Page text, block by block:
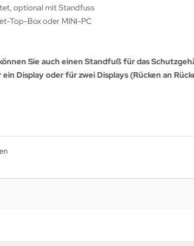
optional mit Standfuss
Top-Box oder MINI-PC
Sie auch einen Standfuß für das
Display oder für zwei Displays (Rücken an